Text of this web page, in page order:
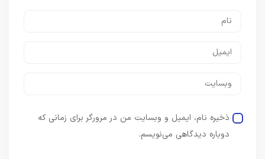
ذخیره نام، ایمیل و وبسایت من در مرورگر برای زمانی که
دوباره دیدگاهی می‌نویسم.